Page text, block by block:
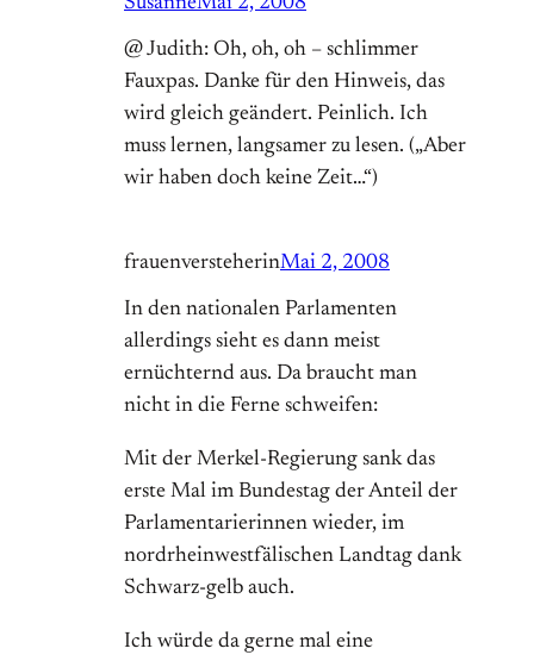
@ Judith: Oh, oh, oh – schlimmer
Fauxpas. Danke für den Hinweis, das
wird gleich geändert. Peinlich. Ich
muss lernen, langsamer zu lesen. („Aber
wir haben doch keine Zeit…“)
frauenversteherinMai 2, 2008
In den nationalen Parlamenten
allerdings sieht es dann meist
ernüchternd aus. Da braucht man
nicht in die Ferne schweifen:
Mit der Merkel-Regierung sank das
erste Mal im Bundestag der Anteil der
Parlamentarierinnen wieder, im
nordrheinwestfälischen Landtag dank
Schwarz-gelb auch.
Ich würde da gerne mal eine